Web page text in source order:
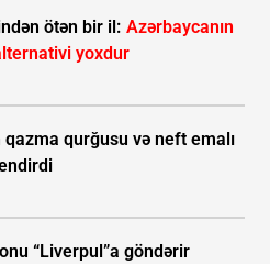
ötən bir il: Azərbaycanın
yoxdur
qazma qurğusu və neft emalı
“Liverpul”a göndərir